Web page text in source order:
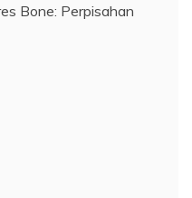
Bone: Perpisahan